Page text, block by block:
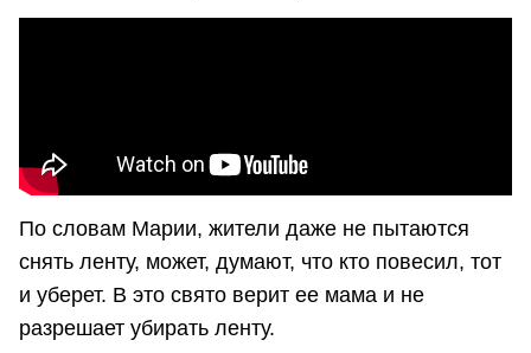
По словам Марии, жители даже не пытаются
снять ленту, может, думают, что кто повесил, тот
и уберет. В это свято верит ее мама и не
разрешает убирать ленту.